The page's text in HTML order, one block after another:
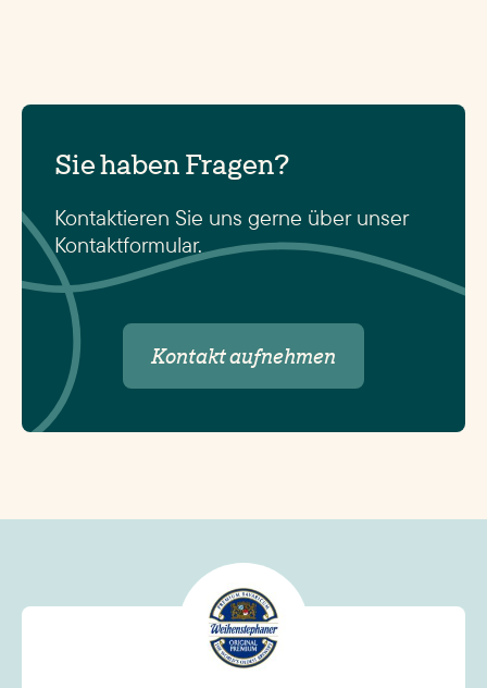
Sie haben Fragen?
Kontaktieren Sie uns gerne über unser
Kontaktformular.
Kontakt aufnehmen